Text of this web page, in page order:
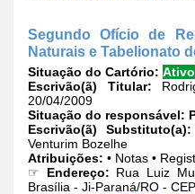
Segundo Ofício de
Naturais e Tabelionato
Situação do Cartório: Ativo
Escrivão(ã) Titular:
20/04/2009
Situação do responsável:
Escrivão(ã) Substituto(a):
Venturim Bozelhe
Atribuições: • Notas •
☞ Endereço: Rua Luiz
Brasília - Ji-Paraná/RO -